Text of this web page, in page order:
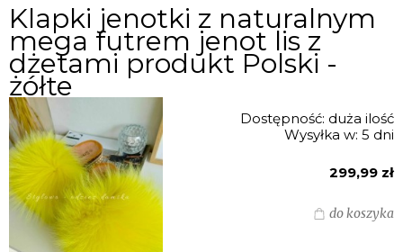
Klapki jenotki z naturalnym
mega futrem jenot lis z
dżetami produkt Polski -
żółte
Dostępność: duża ilość
Wysyłka w: 5 dni
299,99 zł
do koszyka